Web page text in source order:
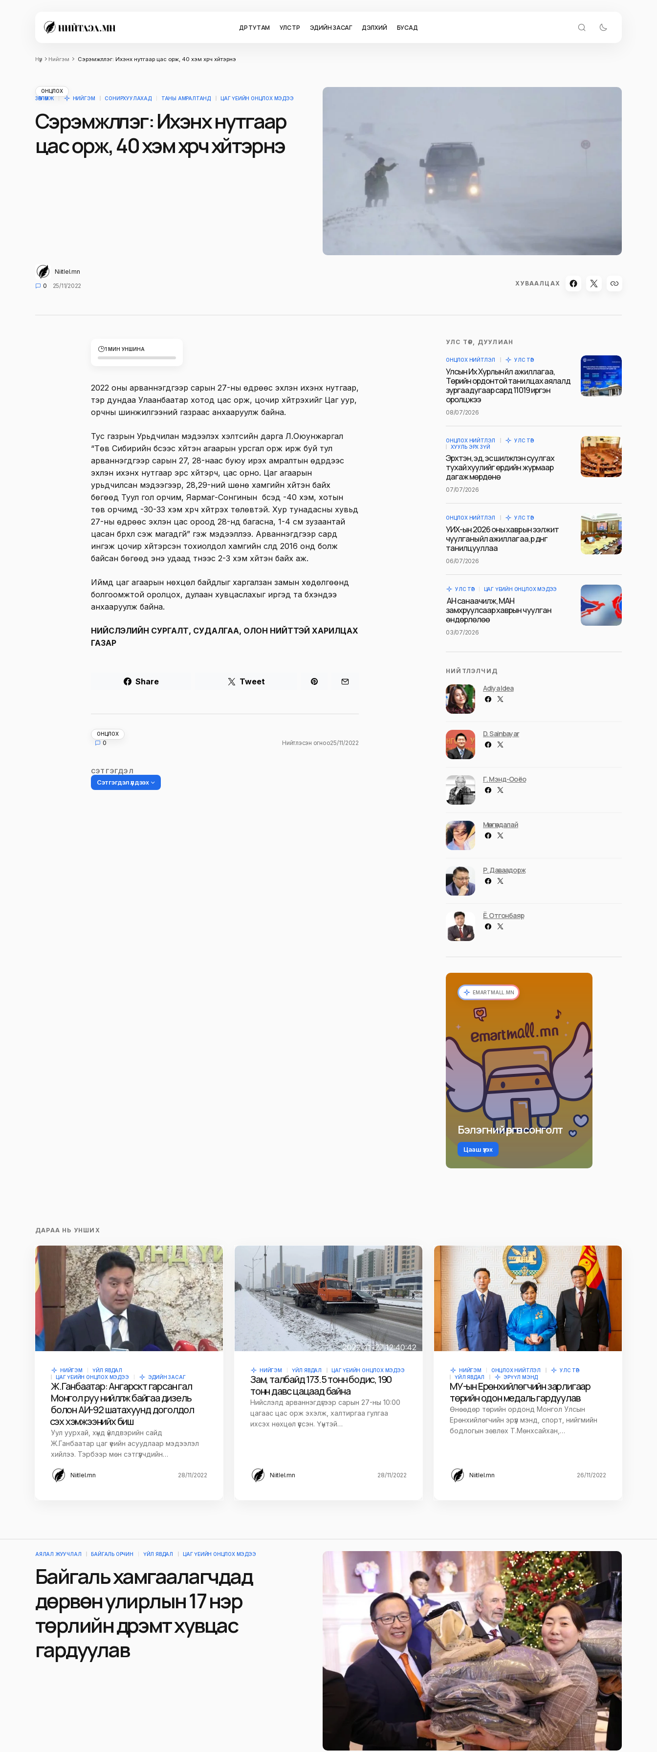
ӨДӨР ТУТАМ УЛС ТӨР ЭДИЙН ЗАСАГ ДЭЛХИЙ БУСАД
Нүүр Нийгэм Сэрэмжлүүлэг: Ихэнх нутгаар цас орж, 40 хэм хүрч хүйтэрнэ
ОНЦЛОХ
ЗӨВЛӨМЖ
НИЙГЭМ СОНИРХУУЛАХАД ТАНЫ АМРАЛТАНД ЦАГ ҮЕИЙН ОНЦЛОХ МЭДЭЭ
Сэрэмжлүүлэг: Ихэнх нутгаар
цас орж, 40 хэм хүрч хүйтэрнэ
Niitlel.mn
0
25/11/2022 ХУВААЛЦАХ
1 МИН УНШИНА
2022 оны арваннэгдүгээр сарын 27-ны өдрөөс эхлэн ихэнх нутгаар,
тэр дундаа Улаанбаатар хотод цас орж, цочир хүйтрэхийг Цаг уур,
орчны шинжилгээний газраас анхааруулж байна.
Тус газрын Урьдчилан мэдээлэх хэлтсийн дарга Л.Оюунжаргал
“Төв Сибирийн бүсээс хүйтэн агаарын урсгал орж ирж буй тул
арваннэгдүгээр сарын 27, 28-наас буюу ирэх амралтын өдрүүдээс
эхлэн ихэнх нутгаар эрс хүйтэрч, цас орно. Цаг агаарын
урьдчилсан мэдээгээр, 28,29-ний шөнө хамгийн хүйтэн байх
бөгөөд Туул гол орчим, Яармаг-Сонгинын бүсэд -40 хэм, хотын
төв орчимд -30-33 хэм хүрч хүйтрэх төлөвтэй. Хур тунадасны хувьд
27-ны өдрөөс эхлэн цас ороод 28-нд багасна, 1-4 см зузаантай
цасан бүрхүүл үүсэж магадгүй” гэж мэдээллээ. Арваннэгдүгээр сард
ингэж цочир хүйтэрсэн тохиолдол хамгийн сүүлд 2016 онд болж
байсан бөгөөд энэ удаад түүнээс 2-3 хэм хүйтэн байх аж.
Иймд цаг агаарын нөхцөл байдлыг харгалзан замын хөдөлгөөнд
болгоомжтой оролцох, дулаан хувцаслахыг иргэд та бүхэндээ
анхааруулж байна.
НИЙСЛЭЛИЙН СУРГАЛТ, СУДАЛГАА, ОЛОН НИЙТТЭЙ ХАРИЛЦАХ
ГАЗАР
Share Tweet
ОНЦЛОХ
0 Нийтлэсэн огноо25/11/2022
СЭТГЭГДЭЛ
Сэтгэгдэл үлдээх
УЛС ТӨР, ДУУЛИАН
ОНЦЛОХ НИЙТЛЭЛ УЛС ТӨР
Улсын Их Хурлын үйл ажиллагаа,
Төрийн ордонтой танилцах аялалд
зургаадугаар сард 11019 иргэн
оролцжээ
08/07/2026
ОНЦЛОХ НИЙТЛЭЛ
УЛС ТӨР
ХУУЛЬ ЭРХ ЗҮЙ
Эрхтэн, эд, эс шилжүүлэн суулгах
тухай хуулийг ердийн журмаар
дагаж мөрдөнө
07/07/2026
ОНЦЛОХ НИЙТЛЭЛ УЛС ТӨР
УИХ-ын 2026 оны хаврын ээлжит
чуулганы үйл ажиллагаа, үр дүнг
танилцууллаа
06/07/2026
УЛС ТӨР ЦАГ ҮЕИЙН ОНЦЛОХ МЭДЭЭ
АН санаачилж, МАН
замхруулсаар хаврын чуулган
өндөрлөлөө
03/07/2026
НИЙТЛЭЛЧИД
Adiya Idea
D. Sainbayar
Г. Мэнд-Ооёо
Мөнгөндалай
Р. Даваадорж
Ё. Отгонбаяр
EMARTMALL.MN
Бэлэгний өргөн сонголт
Цааш үзэх
ДАРАА НЬ УНШИХ
НИЙГЭМ
ҮЙЛ ЯВДАЛ
ЦАГ ҮЕИЙН ОНЦЛОХ МЭДЭЭ
ЭДИЙН ЗАСАГ
Ж.Ганбаатар: Ангарскт гарсан гал
Монгол руу нийлүүлж байгаа дизель
болон АИ-92 шатахуунд доголдол
үүсэх хэмжээнийх биш
Уул уурхай, хүнд үйлдвэрийн сайд
Ж.Ганбаатар цаг үеийн асуудлаар мэдээлэл
хийлээ. Тэрбээр мөн сэтгүүлчдийн…
Niitlel.mn 28/11/2022
НИЙГЭМ ҮЙЛ ЯВДАЛ ЦАГ ҮЕИЙН ОНЦЛОХ МЭДЭЭ
Зам, талбайд 173.5 тонн бодис, 190
тонн давс цацаад байна
Нийслэлд арваннэгдүгээр сарын 27-ны 10:00
цагаас цас орж эхэлж, халтиргаа гулгаа
ихсэх нөхцөл үүссэн. Үүнтэй…
Niitlel.mn 28/11/2022
НИЙГЭМ ОНЦЛОХ НИЙТЛЭЛ
УЛС ТӨР
ҮЙЛ ЯВДАЛ
ЭРҮҮЛ МЭНД
МУ-ын Ерөнхийлөгчийн зарлигаар
төрийн одон медаль гардуулав
Өнөөдөр төрийн ордонд Монгол Улсын
Ерөнхийлөгчийн эрүүл мэнд, спорт, нийгмийн
бодлогын зөвлөх Т.Мөнхсайхан,…
Niitlel.mn 26/11/2022
АЯЛАЛ ЖУУЧЛАЛ БАЙГАЛЬ ОРЧИН ҮЙЛ ЯВДАЛ ЦАГ ҮЕИЙН ОНЦЛОХ МЭДЭЭ
Байгаль хамгаалагчдад
дөрвөн улирлын 17 нэр
төрлийн дүрэмт хувцас
гардуулав